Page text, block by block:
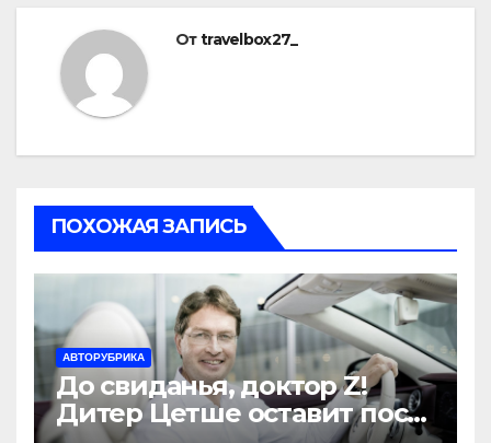
Отtravelbox27_
ПОХОЖАЯ ЗАПИСЬ
АВТОРУБРИКА
До свиданья, доктор Z!
Дитер Цетше оставит пост